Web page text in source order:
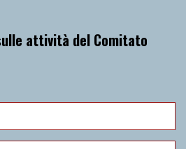
attività del Comitato